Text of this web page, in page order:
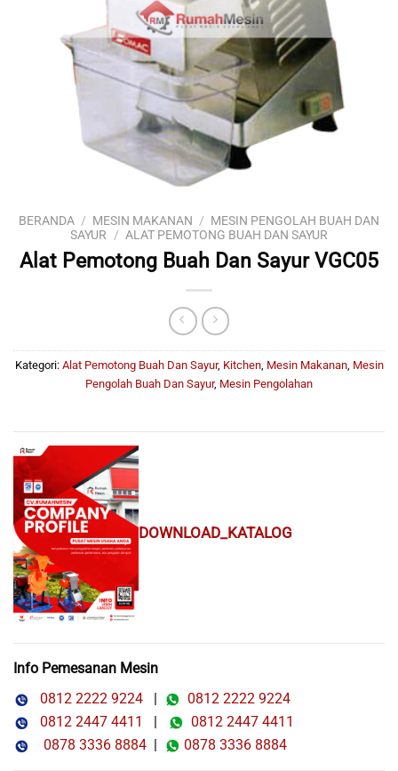
BERANDA / MESIN MAKANAN / MESIN PENGOLAH BUAH DAN
SAYUR
/ ALAT PEMOTONG BUAH DAN SAYUR
Alat Pemotong Buah Dan Sayur VGC05
Kategori: Alat Pemotong Buah Dan Sayur, Kitchen, Mesin Makanan, Mesin
Pengolah Buah Dan Sayur, Mesin Pengolahan
DOWNLOAD_KATALOG
Info Pemesanan Mesin
0812 2222 9224
0812 2222 9224
0812 2447 4411
0812 2447 4411
0878 3336 8884
0878 3336 8884